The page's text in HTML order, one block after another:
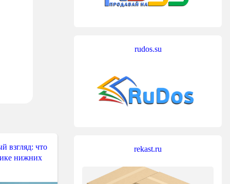
взгляд: что
нижних
rudos.su
rekast.ru